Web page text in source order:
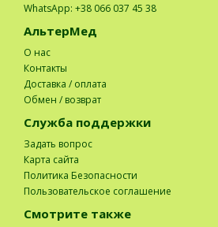
WhatsApp: +38 066 037 45 38
АльтерМед
О нас
Контакты
Доставка / оплата
Обмен / возврат
Служба поддержки
Задать вопрос
Карта сайта
Политика Безопасности
Пользовательское соглашение
Смотрите также